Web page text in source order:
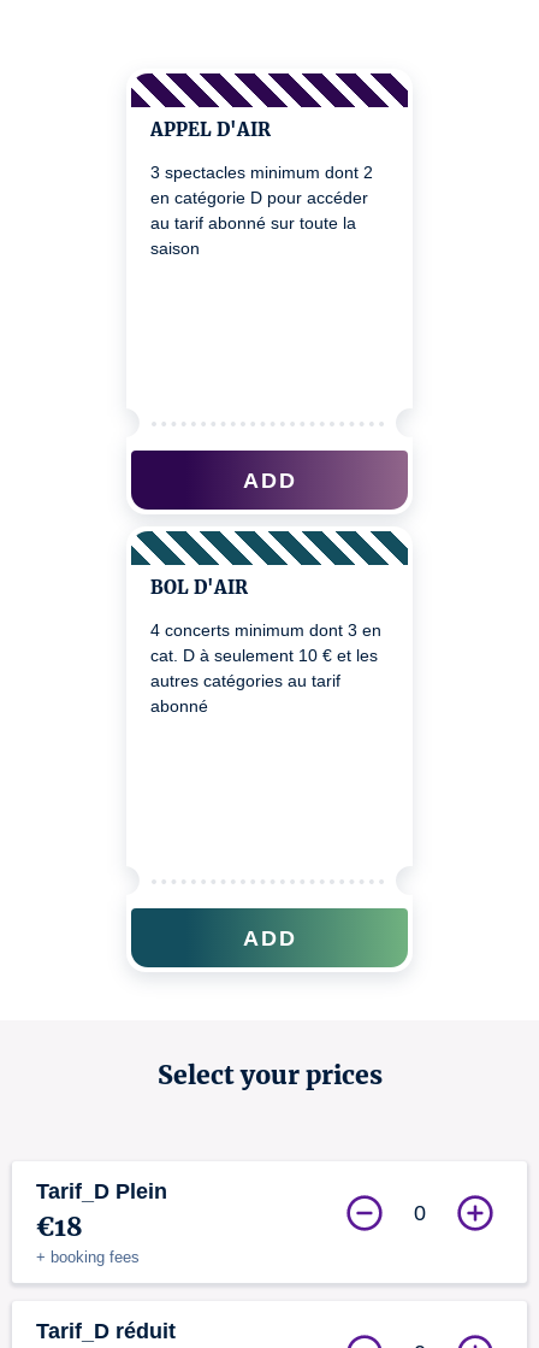
APPEL D'AIR
3 spectacles minimum dont 2
en catégorie D pour accéder
au tarif abonné sur toute la
saison
ADD
BOL D'AIR
4 concerts minimum dont 3 en
cat. D à seulement 10 € et les
autres catégories au tarif
abonné
ADD
Select your prices
Tarif_D Plein
€18
+ booking fees
0
Tarif_D réduit